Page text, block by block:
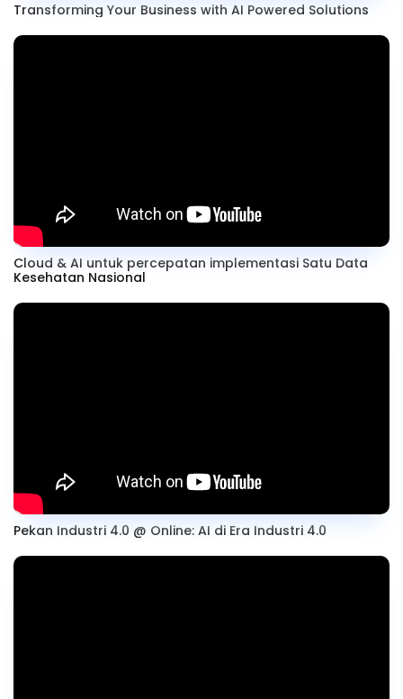
Transforming Your Business with AI Powered Solutions
Cloud & AI untuk percepatan implementasi Satu Data
Kesehatan Nasional
Pekan Industri 4.0 @ Online: AI di Era Industri 4.0